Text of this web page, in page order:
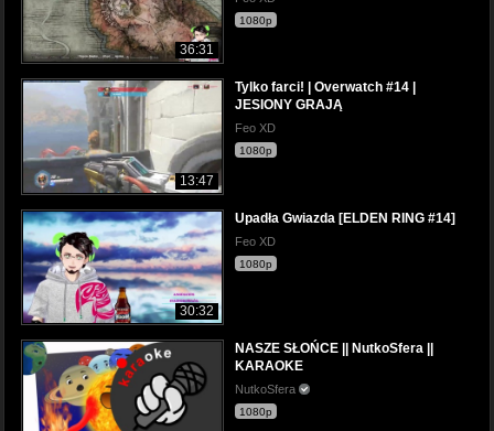
36:31
1080p
13:47
Tylko farci! | Overwatch #14 |
JESIONY GRAJĄ
Feo XD
1080p
30:32
Upadła Gwiazda [ELDEN RING #14]
Feo XD
1080p
NASZE SŁOŃCE || NutkoSfera ||
KARAOKE
NutkoSfera
1080p